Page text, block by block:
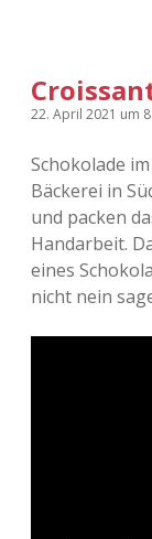
22. April 2021 um
Schokolade
Bäckerei in
und packen
Handarbeit.
eines
nicht nein